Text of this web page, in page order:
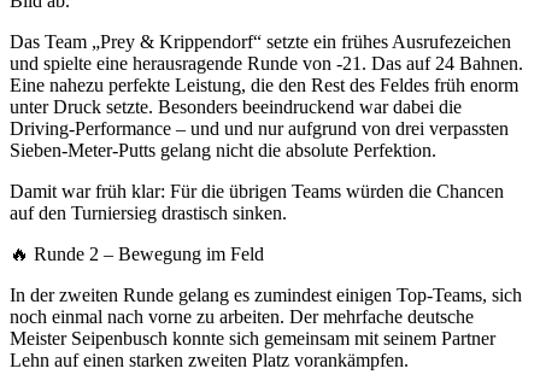
Das Team „Prey & Krippendorf“ setzte ein frühes Ausrufezeichen
und spielte eine herausragende Runde von -21. Das auf 24 Bahnen.
Eine nahezu perfekte Leistung, die den Rest des Feldes früh enorm
unter Druck setzte. Besonders beeindruckend war dabei die
Driving-Performance – und und nur aufgrund von drei verpassten
Sieben-Meter-Putts gelang nicht die absolute Perfektion.
Damit war früh klar: Für die übrigen Teams würden die Chancen
auf den Turniersieg drastisch sinken.
🔥 Runde 2 – Bewegung im Feld
In der zweiten Runde gelang es zumindest einigen Top-Teams, sich
noch einmal nach vorne zu arbeiten. Der mehrfache deutsche
Meister Seipenbusch konnte sich gemeinsam mit seinem Partner
Lehn auf einen starken zweiten Platz vorankämpfen.